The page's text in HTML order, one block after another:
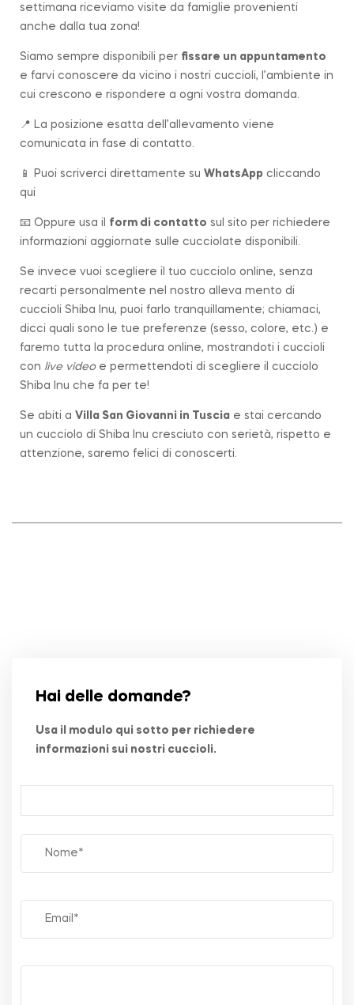
settimana riceviamo visite da famiglie provenienti
anche dalla tua zona!
Siamo sempre disponibili per fissare un appuntamento
e farvi conoscere da vicino i nostri cuccioli, l’ambiente in
cui crescono e rispondere a ogni vostra domanda.
📍 La posizione esatta dell’allevamento viene
comunicata in fase di contatto.
📱 Puoi scriverci direttamente su WhatsApp cliccando
qui
📧 Oppure usa il form di contatto sul sito per richiedere
informazioni aggiornate sulle cucciolate disponibili.
Se invece vuoi scegliere il tuo cucciolo online, senza
recarti personalmente nel nostro alleva mento di
cuccioli Shiba Inu, puoi farlo tranquillamente; chiamaci,
dicci quali sono le tue preferenze (sesso, colore, etc.) e
faremo tutta la procedura online, mostrandoti i cuccioli
con live videoe permettendoti di scegliere il cucciolo
Shiba Inu che fa per te!
Se abiti a Villa San Giovanni in Tuscia e stai cercando
un cucciolo di Shiba Inu cresciuto con serietà, rispetto e
attenzione, saremo felici di conoscerti.
Hai delle domande?
Usa il modulo qui sotto per richiedere
informazioni sui nostri cuccioli.